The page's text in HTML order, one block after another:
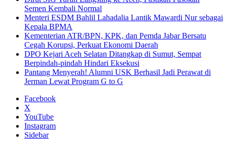
Semen Kembali Normal
Menteri ESDM Bahlil Lahadalia Lantik Mawardi Nur sebagai
Kepala BPMA
Kementerian ATR/BPN, KPK, dan Pemda Jabar Bersatu
Cegah Korupsi, Perkuat Ekonomi Daerah
DPO Kejari Aceh Selatan Ditangkap di Sumut, Sempat
Berpindah-pindah Hindari Eksekusi
Pantang Menyerah! Alumni USK Berhasil Jadi Perawat di
Jerman Lewat Program G to G
Facebook
X
YouTube
Instagram
Sidebar